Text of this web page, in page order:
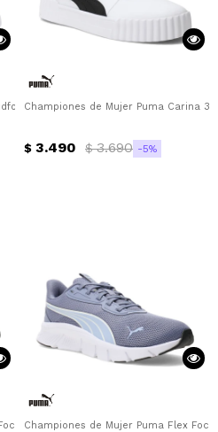
Flex Adidas - Lila - Rosado Viejo
Championes de Mujer Puma Carina
$ 3.490 $ 3.690 5
Lite Modern Puma - Negro - Dorado
Championes de Mujer Puma Flex